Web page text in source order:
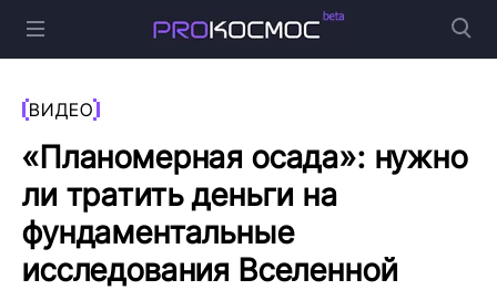
ВИДЕО
«Планомерная осада»: нужно
ли тратить деньги на
фундаментальные
исследования Вселенной